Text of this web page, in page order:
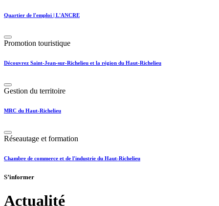
Quartier de l'emploi | L'ANCRE
Promotion touristique
Découvrez Saint-Jean-sur-Richelieu et la région du Haut-Richelieu
Gestion du territoire
MRC du Haut-Richelieu
Réseautage et formation
Chambre de commerce et de l'industrie du Haut-Richelieu
S’informer
Actualité